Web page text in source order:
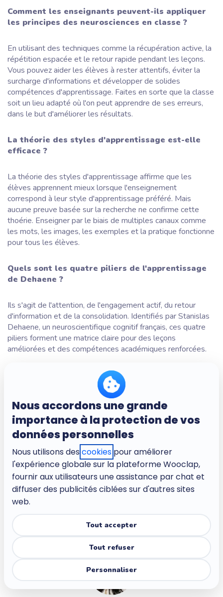
Comment les enseignants peuvent-ils appliquer
les principes des neurosciences en classe ?
En utilisant des techniques comme la récupération active, la
répétition espacée et le retour rapide pendant les leçons.
Vous pouvez aider les élèves à rester attentifs, éviter la
surcharge d'informations et développer de solides
compétences d'apprentissage. Faites en sorte que la classe
soit un lieu adapté où l'on peut apprendre de ses erreurs,
dans le but d'améliorer les résultats.
La théorie des styles d'apprentissage est-elle
efficace ?
La théorie des styles d'apprentissage affirme que les
élèves apprennent mieux lorsque l'enseignement
correspond à leur style d'apprentissage préféré. Mais
aucune preuve basée sur la recherche ne confirme cette
thoérie. Enseigner par le biais de multiples canaux comme
les mots, les images, les exemples et la pratique fonctionne
pour tous les élèves.
Quels sont les quatre piliers de l'apprentissage
de Dehaene ?
Ils s'agit de l'attention, de l'engagement actif, du retour
d'information et de la consolidation. Identifiés par Stanislas
Dehaene, un neuroscientifique cognitif français, ces quatre
piliers forment une matrice claire pour des leçons
améliorées et des compétences académiques renforcées.
Qu'est-ce que la Nouvelle Science de
La Nouvelle Science de l'Apprentissage est une matrice de
recherche issue d'un article scientifique publié en 2009
intitulé« Foundations for a New Science of Learning »
Meltzoff, Kuhl, Movellan et Sejnowski
Science. La matrice rassemble des découvertes en
neurosciences cognitives, en psychologie, en
développement et dans l'éducation. Son objectif : façonner
un meilleur enseignement basé sur ce que nous savons du
cerveau.
Auteur(e)
Nous accordons une grande
importance à la protection de vos
données personnelles
Nous utilisons des cookies pour améliorer
l'expérience globale sur la plateforme Wooclap,
fournir aux utilisateurs une assistance par chat et
diffuser des publicités ciblées sur d'autres sites
web.
Tout accepter
Tout refuser
Personnaliser